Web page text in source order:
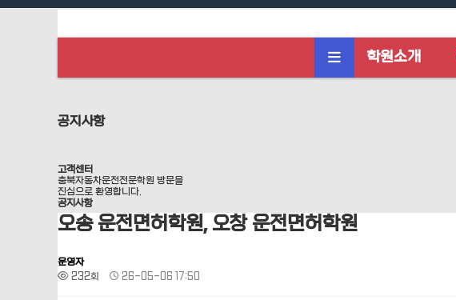
학원소개
공지사항
고객센터
충북자동차운전전문학원 방문을
진심으로 환영합니다.
공지사항
오송 운전면허학원, 오창 운전면허학원
운영자
232회
26-05-06 17:50